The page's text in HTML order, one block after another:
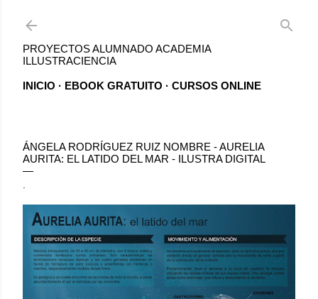
PROYECTOS ALUMNADO ACADEMIA
ILLUSTRACIENCIA
INICIO EBOOK GRATUITO CURSOS ONLINE
ÁNGELA RODRÍGUEZ RUIZ NOMBRE - AURELIA
AURITA: EL LATIDO DEL MAR - ILUSTRA DIGITAL